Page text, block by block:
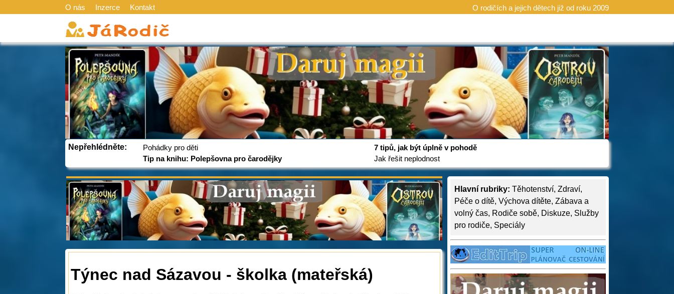
O nás Inzerce Kontakt O rodičích a jejich dětech již od roku 2009
Nepřehlédněte:
Pohádky pro děti
Tip na knihu: Polepšovna pro čarodějky
7 tipů, jak být úplně v pohodě
Jak řešit neplodnost
Hlavní rubriky: Těhotenství, Zdraví,
Péče o dítě, Výchova dítěte, Zábava a
volný čas, Rodiče sobě, Diskuze, Služby
pro rodiče, Speciály
Týnec nad Sázavou - školka (mateřská)